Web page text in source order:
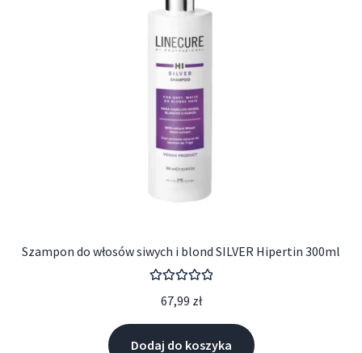
Szampon do włosów siwych i blond SILVER Hipertin 300ml
5.00
na 5
67,99 zł
Dodaj do koszyka